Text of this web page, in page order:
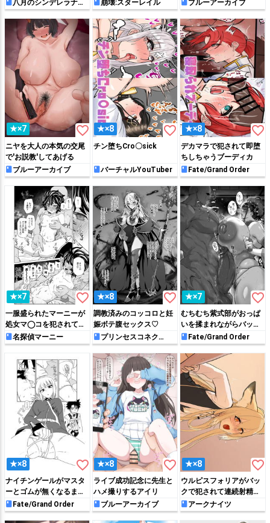
八月のシンデレラナイ
ン
崩壊:スターレイル ブルーアーカイブ
★×7 favorite_border
ニヤを大人の本気の交尾
で'お説教'してあげる
ブルーアーカイブ
★×8 favorite_border
チン堕ちCro〇sick
バーチャルYouTuber
★×8 favorite_border
デカマラで犯されて即堕
ちしちゃうブーディカ
Fate/Grand Order
★×7 favorite_border
一服盛られたマーニーが
処女マ◯コを犯されて快
楽堕ちしてしまう…
名探偵マーニー
★×8 favorite_border
調教済みのコッコロと妊
娠ボテ腹セックス♡
プリンセスコネク
ト!Re:Dive
★×7 favorite_border
むちむち紫式部がおっぱ
いを揉まれながらバック
で犯されたり…♡
Fate/Grand Order
★×8 favorite_border
ナイチンゲールがマスタ
ーとゴムが無くなるまで
ハメまくる!!
Fate/Grand Order
★×8 favorite_border
ライブ成功記念に先生と
ハメ撮りするアイリ
ブルーアーカイブ
★×8 favorite_border
ウルピスフォリアがバッ
クで犯されて連続射精さ
れちゃう♡
アークナイツ